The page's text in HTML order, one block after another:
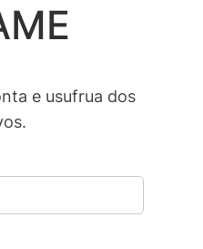
e usufrua dos